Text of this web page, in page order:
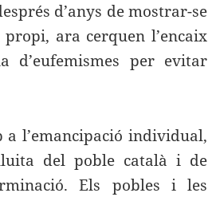
d’anys de mostrar-se
ara cerquen l’encaix
d’eufemismes per evitar
l’emancipació individual,
del poble català i de
Els pobles i les